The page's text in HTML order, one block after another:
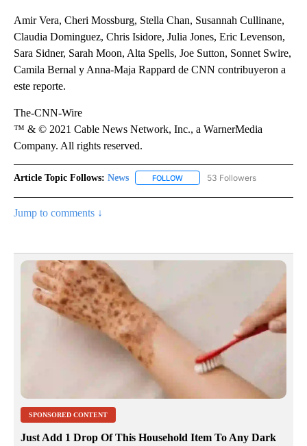
Amir Vera, Cheri Mossburg, Stella Chan, Susannah Cullinane,
Claudia Dominguez, Chris Isidore, Julia Jones, Eric Levenson,
Sara Sidner, Sarah Moon, Alta Spells, Joe Sutton, Sonnet Swire,
Camila Bernal y Anna-Maja Rappard de CNN contribuyeron a
este reporte.
The-CNN-Wire
™ & © 2021 Cable News Network, Inc., a WarnerMedia
Company. All rights reserved.
Article Topic Follows: News FOLLOW FOLLOW "NEWS" TO RECEIVE
53 Followers
Jump to comments ↓
SPONSORED CONTENT
Just Add 1 Drop Of This Household Item To Any Dark